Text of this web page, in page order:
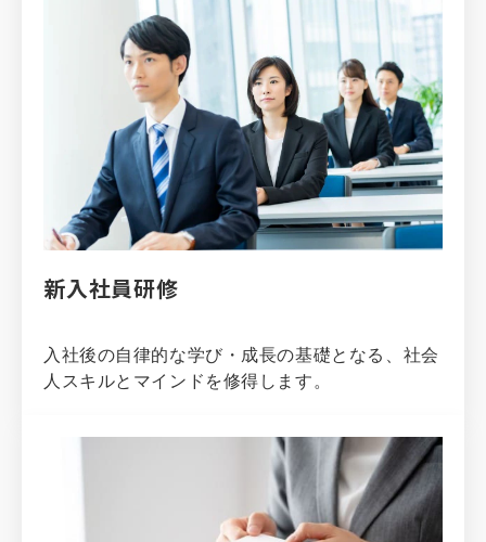
新入社員研修
入社後の自律的な学び・成長の基礎となる、社会
人スキルとマインドを修得します。